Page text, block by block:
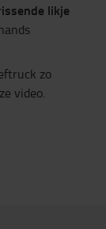
likje
zo
video.